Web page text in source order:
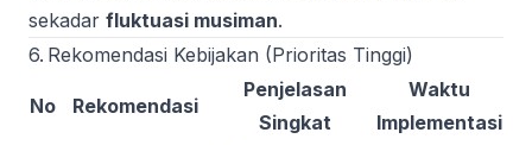
sekadar fluktuasi musiman.
6. Rekomendasi Kebijakan (Prioritas Tinggi)
No Rekomendasi
Penjelasan
Singkat
Waktu
Implementasi